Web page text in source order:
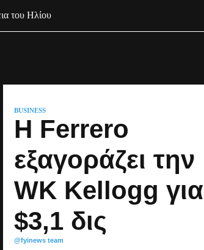
του Ηλίου
BUSINESS
Η Ferrero
εξαγοράζει την
WK Kellogg για
$3,1 δις
@fyinews team